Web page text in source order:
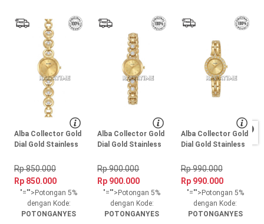
Alba Collector Gold
Dial Gold Stainless
Rp 850.000
Rp 850.000
"="">Potongan 5%
dengan Kode:
POTONGANYES
Alba Collector Gold
Dial Gold Stainless
Rp 900.000
Rp 900.000
"="">Potongan 5%
dengan Kode:
POTONGANYES
Alba Collector Gold
Dial Gold Stainless
Rp 990.000
Rp 990.000
"="">Potongan 5%
dengan Kode:
POTONGANYES